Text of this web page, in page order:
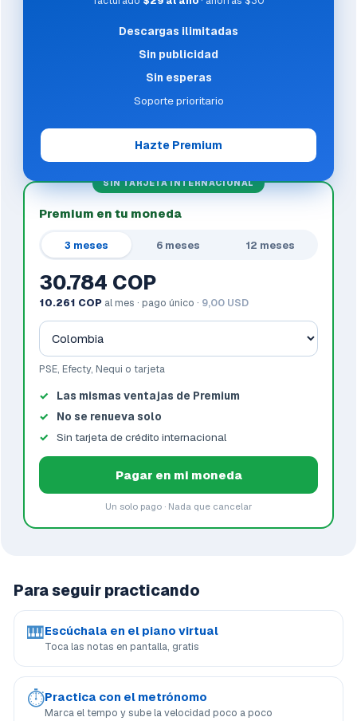
Descargas ilimitadas
Sin publicidad
Sin esperas
Soporte prioritario
Hazte Premium
SIN TARJETA INTERNACIONAL
Premium en tu moneda
3 meses 6 meses 12 meses
30.784 COP
10.261 COP al mes · pago único · 9,00 USD
PSE, Efecty, Nequi o tarjeta
Las mismas ventajas de Premium
No se renueva solo
Sin tarjeta de crédito internacional
Pagar en mi moneda
Un solo pago · Nada que cancelar
Para seguir practicando
🎹Escúchala en el piano virtual
Toca las notas en pantalla, gratis
⏱Practica con el metrónomo
Marca el tempo y sube la velocidad poco a poco